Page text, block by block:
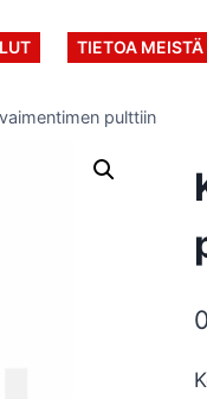
TIETOA MEISTÄ
pulttiin